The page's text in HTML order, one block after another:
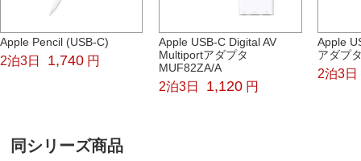
Apple Pencil (USB-C)
2泊3日 1,740 円
Apple USB-C Digital AV
Multiportアダプタ
MUF82ZA/A
2泊3日 1,120 円
Apple
アダプ
2泊3日
同シリーズ商品